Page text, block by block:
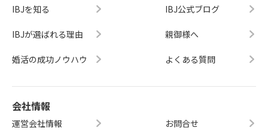
IBJを知る
IBJが選ばれる理由
婚活の成功ノウハウ
IBJ公式ブログ
親御様へ
よくある質問
会社情報
運営会社情報 お問合せ